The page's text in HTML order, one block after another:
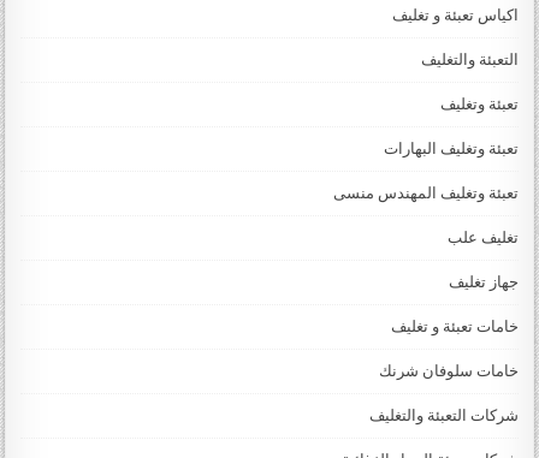
اكياس تعبئة و تغليف
التعبئة والتغليف
تعبئة وتغليف
تعبئة وتغليف البهارات
تعبئة وتغليف المهندس منسى
تغليف علب
جهاز تغليف
خامات تعبئة و تغليف
خامات سلوفان شرنك
شركات التعبئة والتغليف